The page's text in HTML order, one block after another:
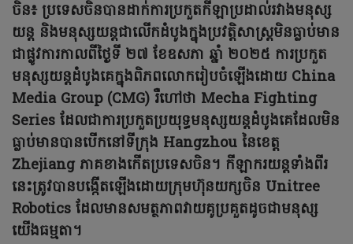
ចិន៖ ប្រទេសចិនបានដាក់ការប្រកួតកីឡាប្រដាល់រវាងមនុស្ស
យន្ត និងមនុស្សយន្តជាលើកដំបូងក្នុងប្រវត្តិសាស្រ្តមិនធ្លាប់មាន
ជាផ្លូវការកាលពីថ្ងៃទី ២៧ ខែឧសភា ឆ្នាំ ២០២៥ ការប្រកួត
មនុស្សយន្តដំបូងគេក្នុងពិភពលោករៀបចំឡើងដោយ China
Media Group (CMG) រឺហៅថា Mecha Fighting
Series ដែលជាការប្រកួតប្រយុទ្ធមនុស្សយន្តដំបូងគេដែលមិន
ធ្លាប់មានបានបើកនៅទីក្រុង Hangzhou នៃខេត្ត
Zhejiang ភាគខាងកើតប្រទេសចិន។ កីឡាករយន្តទាំងពីរ
នេះត្រូវបានបង្កើតឡើងដោយក្រុមហ៊ុនយក្សចិន Unitree
Robotics ដែលមានសមត្ថភាពវាយគូប្រគួតដូចជាមនុស្ស
យើងធម្មតា។